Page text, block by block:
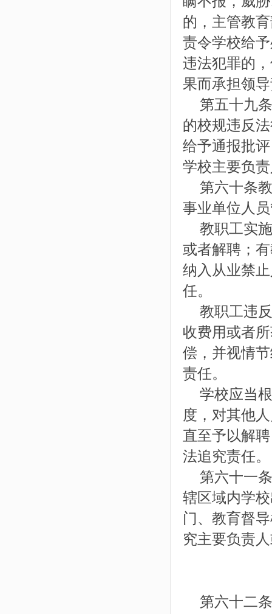
的，主管教
责令学校给
违法犯罪的
果而承担领
第五十九条
的校规违反
给予通报批
学校主要负
第六十条教
事业单位人
教职工实施
或者解聘；
纳入从业禁
任。
教职工违反
收费用或者
偿，并视情
责任。
学校应当根
度，对其他
直至予以解
法追究责任。
第六十一条
辖区域内学
门、教育督
究主要负责
第六十二条